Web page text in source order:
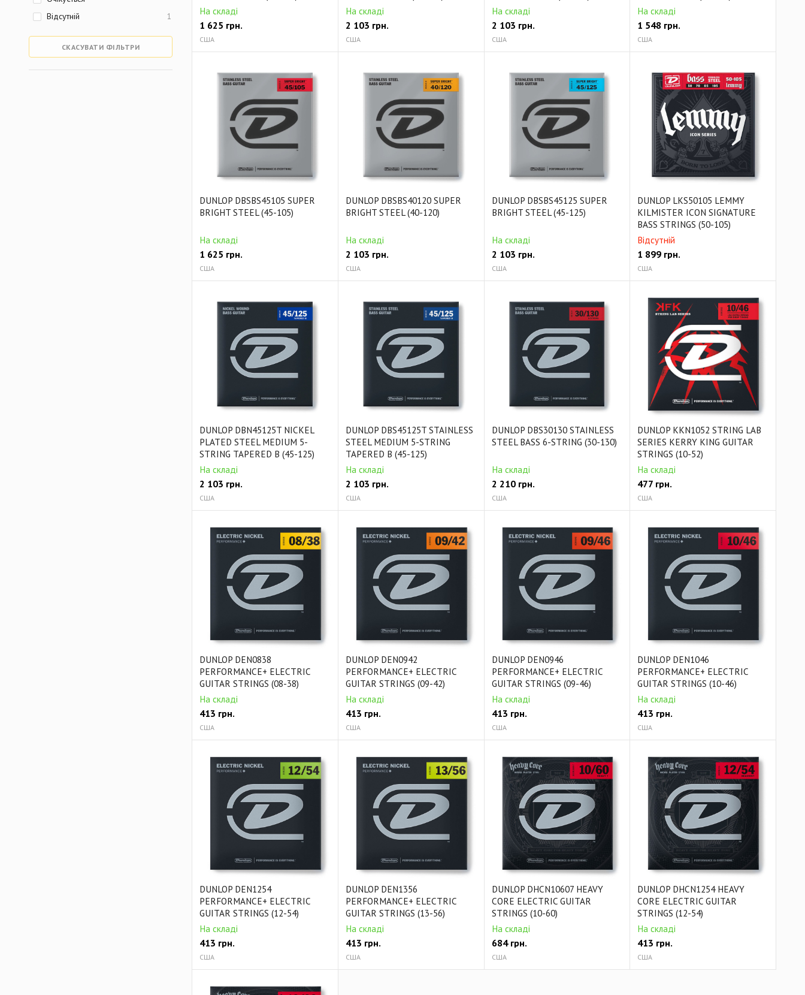
На складі
1 625 грн.
США
На складі
2 103 грн.
США
На складі
2 103 грн.
США
На складі
1 548 грн.
США
DUNLOP DBSBS45105 SUPER
BRIGHT STEEL (45-105)
На складі
1 625 грн.
США
DUNLOP DBSBS40120 SUPER
BRIGHT STEEL (40-120)
На складі
2 103 грн.
США
DUNLOP DBSBS45125 SUPER
BRIGHT STEEL (45-125)
На складі
2 103 грн.
США
DUNLOP LKS50105 LEMMY
KILMISTER ICON SIGNATURE
BASS STRINGS (50-105)
Відсутній
1 899 грн.
США
DUNLOP DBN45125T NICKEL
PLATED STEEL MEDIUM 5-
STRING TAPERED B (45-125)
На складі
2 103 грн.
США
DUNLOP DBS45125T STAINLESS
STEEL MEDIUM 5-STRING
TAPERED B (45-125)
На складі
2 103 грн.
США
DUNLOP DBS30130 STAINLESS
STEEL BASS 6-STRING (30-130)
На складі
2 210грн.
США
DUNLOP KKN1052 STRING LAB
SERIES KERRY KING GUITAR
STRINGS (10-52)
На складі
477 грн.
США
DUNLOP DEN0838
PERFORMANCE+ ELECTRIC
GUITAR STRINGS (08-38)
На складі
413 грн.
США
DUNLOP DEN0942
PERFORMANCE+ ELECTRIC
GUITAR STRINGS (09-42)
На складі
413 грн.
США
DUNLOP DEN0946
PERFORMANCE+ ELECTRIC
GUITAR STRINGS (09-46)
На складі
413 грн.
США
DUNLOP DEN1046
PERFORMANCE+ ELECTRIC
GUITAR STRINGS (10-46)
На складі
413 грн.
США
DUNLOP DEN1254
PERFORMANCE+ ELECTRIC
GUITAR STRINGS (12-54)
На складі
413 грн.
США
DUNLOP DEN1356
PERFORMANCE+ ELECTRIC
GUITAR STRINGS (13-56)
На складі
413 грн.
США
DUNLOP DHCN10607 HEAVY
CORE ELECTRIC GUITAR
STRINGS (10-60)
На складі
684грн.
США
DUNLOP DHCN1254 HEAVY
CORE ELECTRIC GUITAR
STRINGS (12-54)
На складі
413 грн.
США
Відсутній
1
СКАСУВАТИ ФІЛЬТРИ